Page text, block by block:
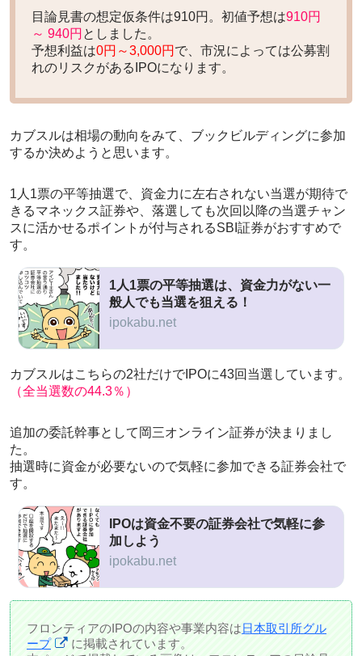
目論見書の想定仮条件は910円。初値予想は910円
～ 940円 としました。
予想利益は0円～3,000円 で、市況によっては公募割
れのリスクがあるIPOになります。
カブスルは相場の動向をみて、ブックビルディングに参加
するか決めようと思います。
1人1票の平等抽選で、資金力に左右されない当選が期待で
きるマネックス証券や、落選しても次回以降の当選チャン
スに活かせるポイントが付与されるSBI証券がおすすめで
す。
1人1票の平等抽選は、資金力がない一
般人でも当選を狙える！
ipokabu.net
カブスルはこちらの2社だけでIPOに43回当選しています。
（全当選数の44.3％）
追加の委託幹事として岡三オンライン証券が決まりまし
た。
抽選時に資金が必要ないので気軽に参加できる証券会社で
す。
IPOは資金不要の証券会社で気軽に参
加しよう
ipokabu.net
フロンティアのIPOの内容や事業内容は 日本取引所グル
ープ
に掲載されています。